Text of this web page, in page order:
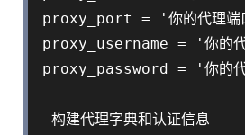
proxy_port = '你的代理端
proxy_username = '你的代
proxy_password = '你的
构建代理字典和认证信息